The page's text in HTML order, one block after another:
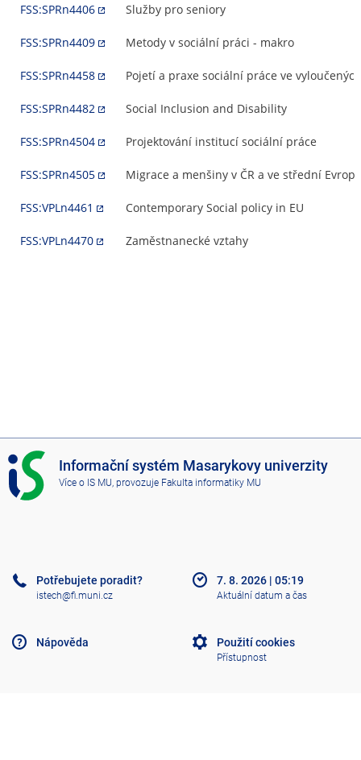
FSS:SPRn4406 Služby pro seniory
FSS:SPRn4409 Metody v sociální práci - makro
FSS:SPRn4458 Pojetí a praxe sociální práce ve
FSS:SPRn4482 Social Inclusion and Disability
FSS:SPRn4504 Projektování institucí sociální práce
FSS:SPRn4505 Migrace a menšiny v ČR a ve střední Evropě
FSS:VPLn4461 Contemporary Social policy in EU
FSS:VPLn4470 Zaměstnanecké vztahy
I
S
M
Informační systém Masarykovy univerzity
Více o IS MU, provozuje Fakulta informatiky MU
Potřebujete poradit?
istech@fi.muni.cz
Nápověda
7. 8. 2026 | 05:19
Aktuální datum a čas
Použití cookies
Přístupnost